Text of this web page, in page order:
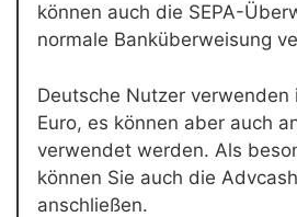
können auch die SEPA-
normale Banküberweisung
Deutsche Nutzer verwenden
Euro, es können aber auch
verwendet werden. Als
können Sie auch die
anschließen.